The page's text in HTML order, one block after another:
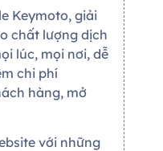
Keymoto, giải
chất lượng dịch
lúc, mọi nơi, dễ
chi phí
hàng, mở
với những